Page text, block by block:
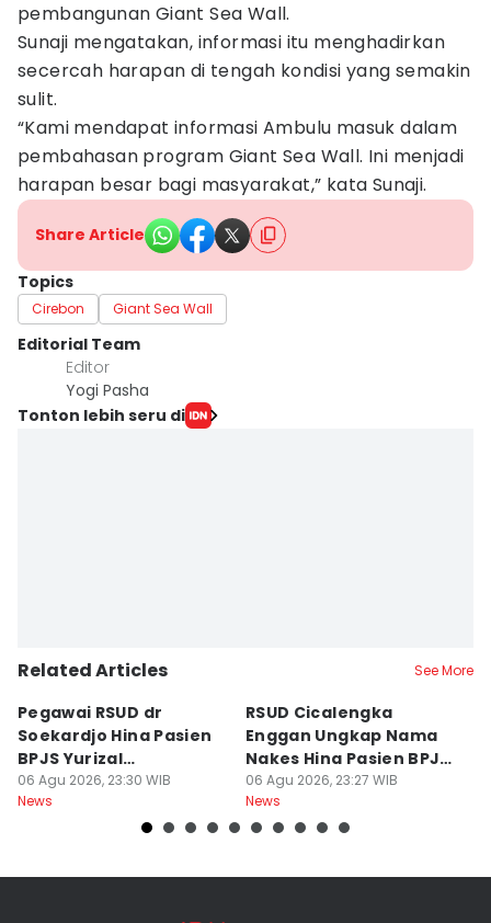
pembangunan Giant Sea Wall.
Sunaji mengatakan, informasi itu menghadirkan
secercah harapan di tengah kondisi yang semakin
sulit.
“Kami mendapat informasi Ambulu masuk dalam
pembahasan program Giant Sea Wall. Ini menjadi
harapan besar bagi masyarakat,” kata Sunaji.
Share Article
Topics
Cirebon Giant Sea Wall
Editorial Team
Editor
Yogi Pasha
Tonton lebih seru di
Related Articles See More
Pegawai RSUD dr
Soekardjo Hina Pasien
BPJS Yurizal
Mengundurkan Diri
06 Agu 2026, 23:30 WIB
News
RSUD Cicalengka
Enggan Ungkap Nama
Nakes Hina Pasien BPJS
Yurizal
06 Agu 2026, 23:27 WIB
News